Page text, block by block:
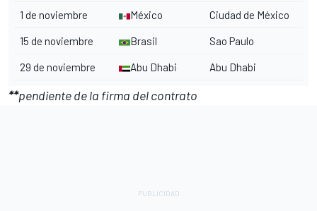
1 de noviembre México Ciudad de México
15 de noviembre Brasil Sao Paulo
29 de noviembre Abu Dhabi Abu Dhabi
**pendiente de la firma del contrato